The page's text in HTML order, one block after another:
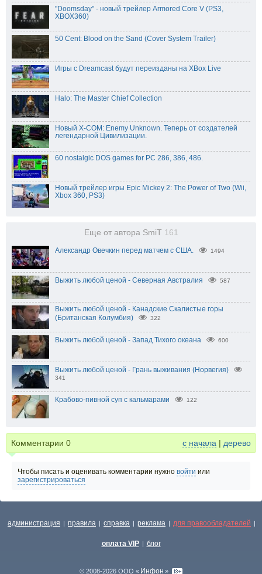
"Doomsday" - новый трейлер Armored Core V (PS3,
XBOX360)
50 Cent: Blood on the Sand (Cover System Trailer)
Игры с Dreamcast будут переизданы на XBox Live
Halo: The Master Chief Collection
Новый X-COM: Enemy Unknown. Теперь от создателей
легендарной Цивилизации.
60 nostalgic DOS games for PC 286, 386, 486.
Новый трейлер игры Epic Mickey 2: The Power of Two (Wii,
Xbox 360, PS3)
Еще от автора SmiT 161
Александр Овечкин перед матчем с США. 1494
Выжить любой ценой - Северная Австралия 587
Выжить любой ценой - Канадские Скалистые горы
(Британская Колумбия)
322
Выжить любой ценой - Запад Тихого океана 600
Выжить любой ценой - Грань выживания (Норвегия)
341
Крабово-пивной суп с кальмарами 122
Комментарии 0 с начала | дерево
Чтобы писать и оценивать комментарии нужно войти или
зарегистрироваться
администрация | правила | справка | реклама | для правообладателей |
оплата VIP | блог
© 2008-2026 ООО « Инфон »